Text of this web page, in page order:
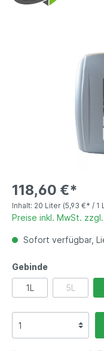
118,60 €*
Inhalt: 20 Liter (5,93 €* / 1
Preise inkl. MwSt.
Sofort verfügbar,
Gebinde
1L 5L